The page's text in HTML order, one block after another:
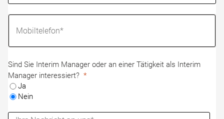
Sind Sie Interim Manager oder an einer Tätigkeit als Interim
Manager interessiert?
Ja
Nein